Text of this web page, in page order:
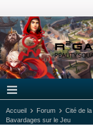
Accueil Forum Cité de
Bavardages sur le Jeu